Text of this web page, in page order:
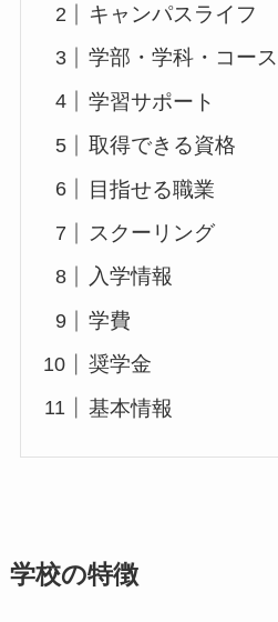
キャンパスライフ
学部・学科・コース
学習サポート
取得できる資格
目指せる職業
スクーリング
入学情報
学費
奨学金
基本情報
学校の特徴